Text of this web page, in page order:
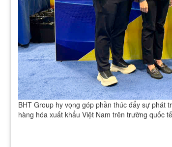
BHT Group hy vọng góp phần thúc đẩy sự phát
hàng hóa xuất khẩu Việt Nam trên trường quốc